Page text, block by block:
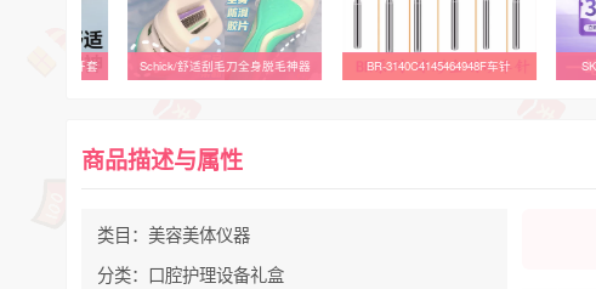
舒适刮毛刀全身脱毛神器 BR-3140C4145464948F车针 SKK电动修眉刀旗舰充电款
商品描述与属性
类目：美容美体仪器
分类：口腔护理设备礼盒